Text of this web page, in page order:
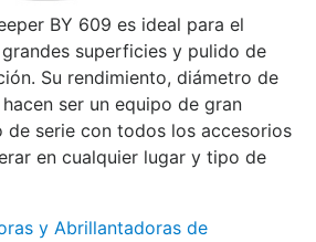
BY 609 es ideal para el
superficies y pulido de
Su rendimiento, diámetro de
ser un equipo de gran
de serie con todos los accesorios
en cualquier lugar y tipo de
y Abrillantadoras de